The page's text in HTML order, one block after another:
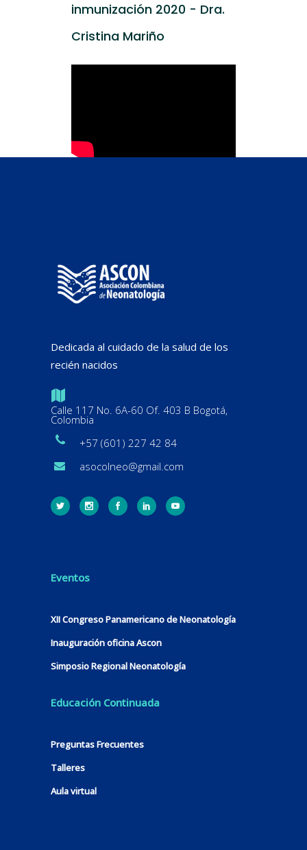
inmunización 2020 - Dra.
Cristina Mariño
Dedicada al cuidado de la salud de los
recién nacidos
Calle 117 No. 6A-60 Of. 403 B Bogotá,
Colombia
+57 (601) 227 42 84
asocolneo@gmail.com
Eventos
XII Congreso Panamericano de Neonatología
Inauguración oficina Ascon
Simposio Regional Neonatología
Educación Continuada
Preguntas Frecuentes
Talleres
Aula virtual